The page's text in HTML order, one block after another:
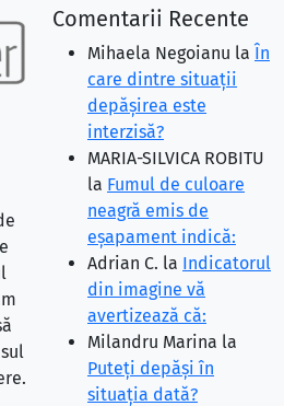
Comentarii Recente
Mihaela Negoianu la În
care dintre situaţii
depăşirea este
interzisă?
MARIA-SILVICA ROBITU
la Fumul de culoare
neagră emis de
eşapament indică:
Adrian C. la Indicatorul
din imagine vă
avertizează că:
Milandru Marina la
Puteţi depăşi în
situaţia dată?